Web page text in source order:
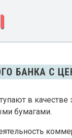
БАНКА С
в качестве
бумагами.